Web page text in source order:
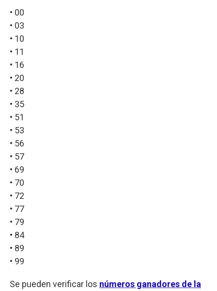
• 00
• 03
• 10
• 11
• 16
• 20
• 28
• 35
• 51
• 53
• 56
• 57
• 69
• 70
• 72
• 77
• 79
• 84
• 89
• 99
Se pueden verificar los números ganadores de la